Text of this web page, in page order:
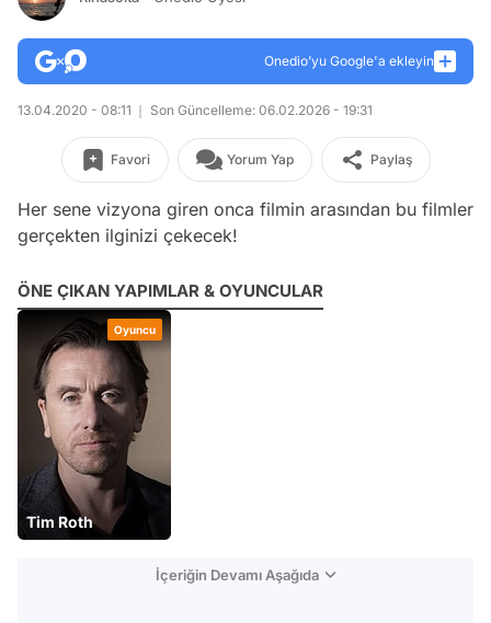
Onedio’yu Google'a ekleyin
13.04.2020 - 08:11 Son Güncelleme: 06.02.2026 - 19:31
Favori Yorum Yap Paylaş
Her sene vizyona giren onca filmin arasından bu filmler
gerçekten ilginizi çekecek!
ÖNE ÇIKAN YAPIMLAR & OYUNCULAR
Oyuncu
Tim Roth
İçeriğin Devamı Aşağıda